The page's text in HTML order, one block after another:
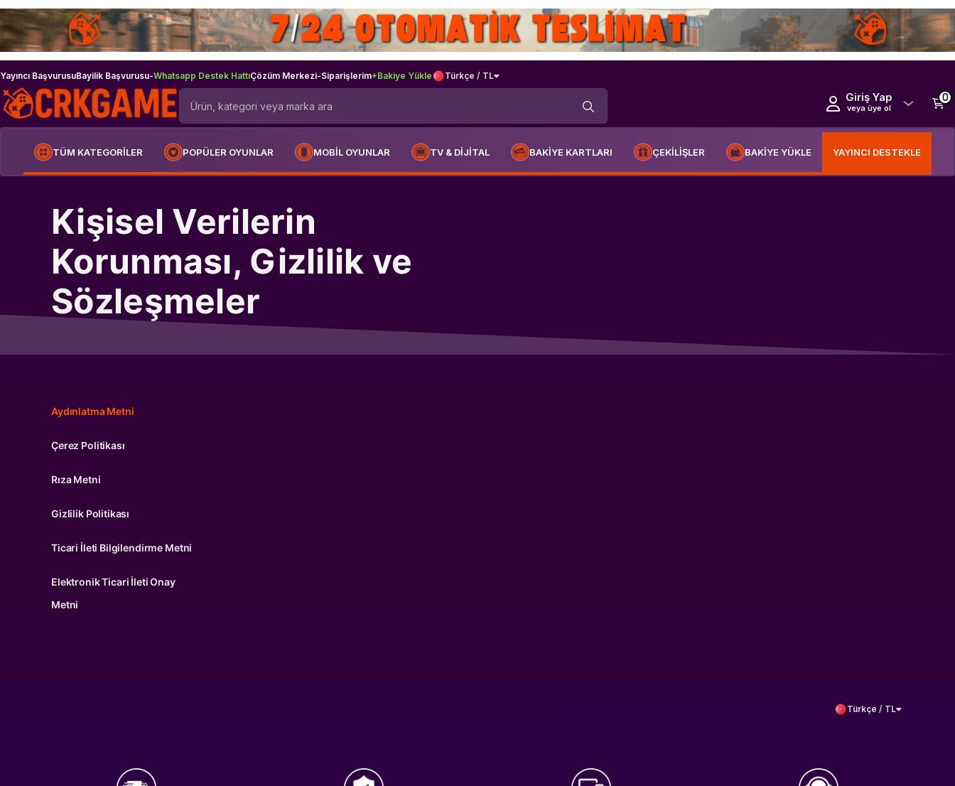
Yayıncı BaşvurusuBayilik Başvurusu-Whatsapp Destek HattıÇözüm Merkezi-Siparişlerim+Bakiye Yükle Türkçe / TL
Giriş Yap
veya üye ol
0
TÜM KATEGORİLER POPÜLER OYUNLAR MOBİL OYUNLAR TV & DİJİTAL BAKİYE KARTLARI ÇEKİLİŞLER BAKİYE YÜKLE YAYINCI DESTEKLE
Kişisel Verilerin
Korunması, Gizlilik ve
Sözleşmeler
Aydınlatma Metni
Çerez Politikası
Rıza Metni
Gizlilik Politikası
Ticari İleti Bilgilendirme Metni
Elektronik Ticari İleti Onay
Metni
Türkçe / TL